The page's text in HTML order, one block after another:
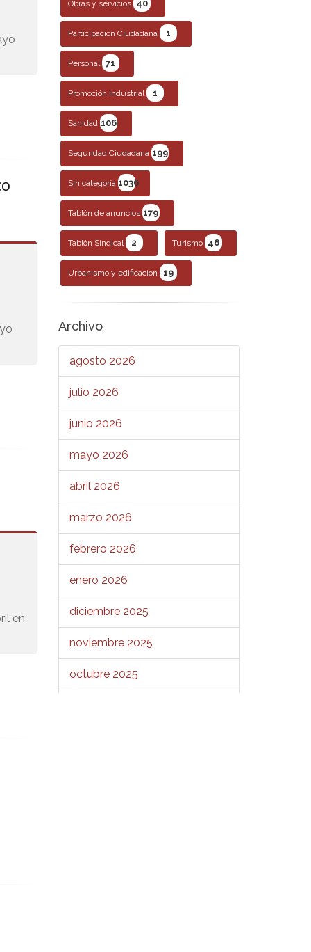
en
Obras y servicios 40
Participación Ciudadana 1
Personal 71
Promoción Industrial 1
Sanidad 106
Seguridad Ciudadana 199
Sin categoría 1036
Tablón de anuncios 179
Tablón Sindical 2 Turismo 46
Urbanismo y edificación 19
Archivo
agosto 2026
julio 2026
junio 2026
mayo 2026
abril 2026
marzo 2026
febrero 2026
enero 2026
diciembre 2025
noviembre 2025
octubre 2025